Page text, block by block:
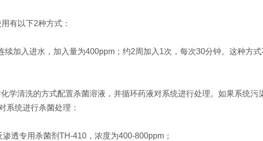
有以下2种方式：
续加入进水，加入量为400ppm；约2周加入1次，每次30分钟。这种方
学清洗的方式配置杀菌溶液，并循环药液对系统进行处理。如果系统污
系统进行杀菌处理：
透专用杀菌剂TH-410，浓度为400-800ppm；